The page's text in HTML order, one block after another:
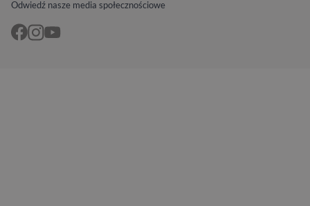
Odwiedź nasze media społecznościowe